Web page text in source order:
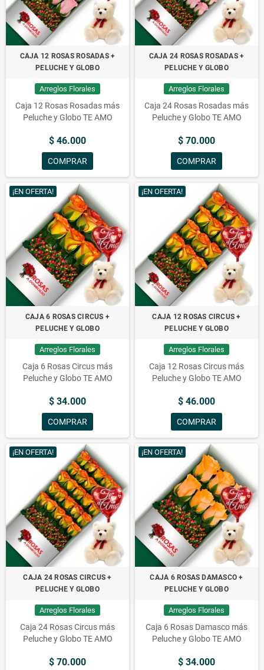
CAJA 12 ROSAS ROSADAS +
PELUCHE Y GLOBO
Arreglos Florales
Caja 12 Rosas Rosadas más
Peluche y Globo TE AMO
$ 46.000
COMPRAR
CAJA 24 ROSAS ROSADAS +
PELUCHE Y GLOBO
Arreglos Florales
Caja 24 Rosas Rosadas más
Peluche y Globo TE AMO
$ 70.000
COMPRAR
¡EN OFERTA!
CAJA 6 ROSAS CIRCUS +
PELUCHE Y GLOBO
Arreglos Florales
Caja 6 Rosas Circus más
Peluche y Globo TE AMO
$ 34.000
COMPRAR
¡EN OFERTA!
CAJA 12 ROSAS CIRCUS +
PELUCHE Y GLOBO
Arreglos Florales
Caja 12 Rosas Circus más
Peluche y Globo TE AMO
$ 46.000
COMPRAR
¡EN OFERTA!
CAJA 24 ROSAS CIRCUS +
PELUCHE Y GLOBO
Arreglos Florales
Caja 24 Rosas Circus más
Peluche y Globo TE AMO
$ 70.000
¡EN OFERTA!
CAJA 6 ROSAS DAMASCO +
PELUCHE Y GLOBO
Arreglos Florales
Caja 6 Rosas Damasco más
Peluche y Globo TE AMO
$ 34.000